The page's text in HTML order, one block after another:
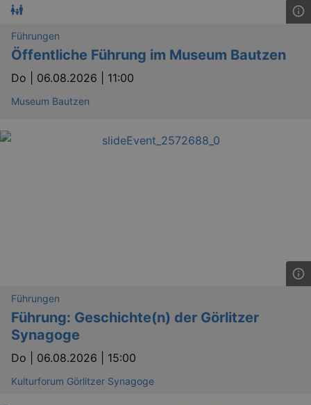
Führungen
Öffentliche Führung im Museum Bautzen
Do | 06.08.2026 | 11:00
Museum Bautzen
Führungen
Führung: Geschichte(n) der Görlitzer
Synagoge
Do | 06.08.2026 | 15:00
Kulturforum Görlitzer Synagoge